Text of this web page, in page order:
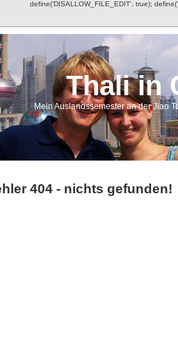
define('DISALLOW_FILE_EDIT', true);
Thali in
Mein Auslandssemester an der Jiao
404 - nichts gefunden!